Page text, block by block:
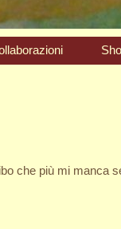
che più mi manca